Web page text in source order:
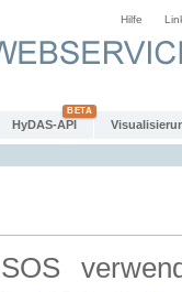
Hilfe
HyDAS-API
SOS